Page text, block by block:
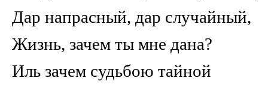
Дар напрасный, дар случайный,
Жизнь, зачем ты мне дана?
Иль зачем судьбою тайной